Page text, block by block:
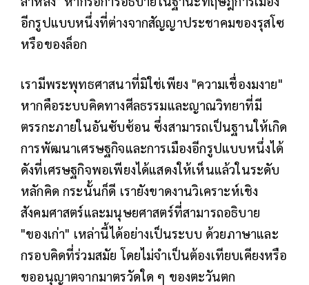
อีกรูปแบบหนึ่งที่ต่างจากสัญญาประชาคมของรุสโซ
หรือของล็อก
เรามีพระพุทธศาสนาที่มิใช่เพียง "ความเชื่องมงาย"
หากคือระบบคิดทางศีลธรรมและญาณวิทยาที่มี
ตรรกะภายในอันซับซ้อน ซึ่งสามารถเป็นฐานให้เกิด
การพัฒนาเศรษฐกิจและการเมืองอีกรูปแบบหนึ่งได้
ดังที่เศรษฐกิจพอเพียงได้แสดงให้เห็นแล้วในระดับ
หลักคิด กระนั้นก็ดี เรายังขาดงานวิเคราะห์เชิง
สังคมศาสตร์และมนุษยศาสตร์ที่สามารถอธิบาย
"ของเก่า" เหล่านี้ได้อย่างเป็นระบบ ด้วยภาษาและ
กรอบคิดที่ร่วมสมัย โดยไม่จำเป็นต้องเทียบเคียงหรือ
ขออนุญาตจากมาตรวัดใด ๆ ของตะวันตก